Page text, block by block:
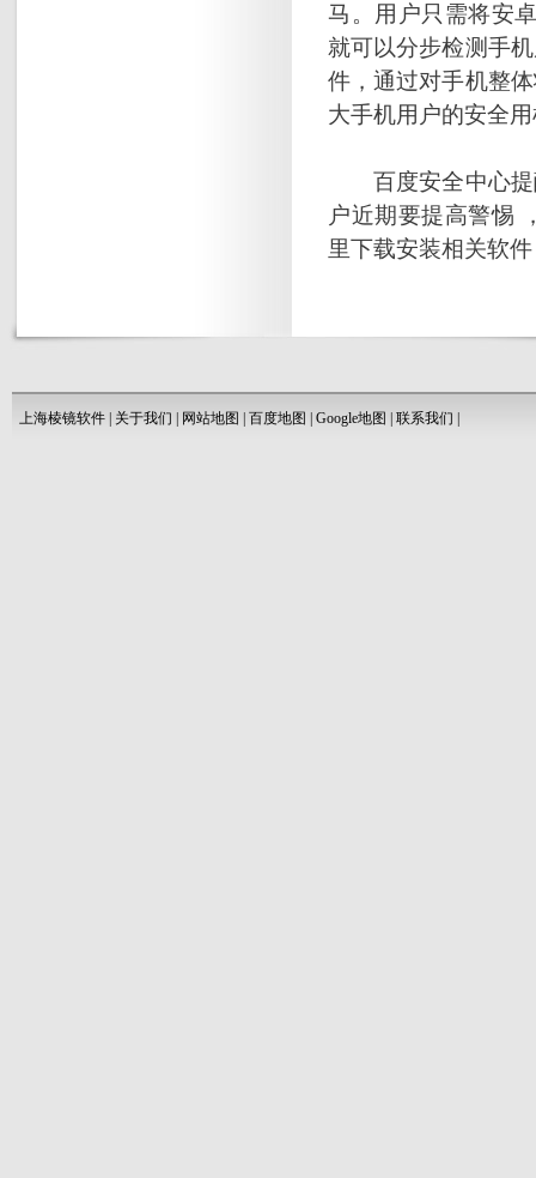
马。用户只需将安
就可以分步检测手
件，通过对手机整
大手机用户的安全
百度安全中心提
户近期要提高警惕
里下载安装相关软
上海棱镜软件 关于我们 网站地图 百度地图 Google地图 联系我们